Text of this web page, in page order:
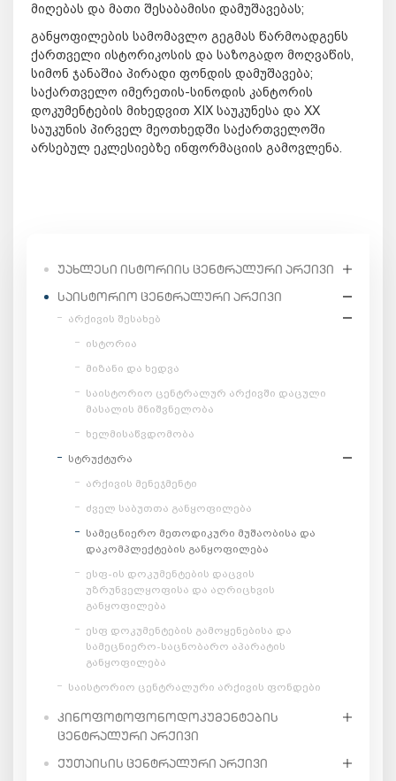
მიღებას და მათი შესაბამისი დამუშავებას;
განყოფილების სამომავლო გეგმას წარმოადგენს
ქართველი ისტორიკოსის და საზოგადო მოღვაწის,
სიმონ ჯანაშია პირადი ფონდის დამუშავება;
საქართველო იმერეთის-სინოდის კანტორის
დოკუმენტების მიხედვით XIX საუკუნესა და XX
საუკუნის პირველ მეოთხედში საქართველოში
არსებულ ეკლესიებზე ინფორმაციის გამოვლენა.
ᲣᲐᲮᲚᲔᲡᲘ ᲘᲡᲢᲝᲠᲘᲘᲡ ᲪᲔᲜᲢᲠᲐᲚᲣᲠᲘ ᲐᲠᲥᲘᲕᲘ
ᲡᲐᲘᲡᲢᲝᲠᲘᲝ ᲪᲔᲜᲢᲠᲐᲚᲣᲠᲘ ᲐᲠᲥᲘᲕᲘ
არქივის შესახებ
ისტორია
მიზანი და ხედვა
საისტორიო ცენტრალურ არქივში დაცული
მასალის მნიშვნელობა
ხელმისაწვდომობა
სტრუქტურა
არქივის მენეჯმენტი
ძველ საბუთთა განყოფილება
სამეცნიერო მეთოდიკური მუშაობისა და
დაკომპლექტების განყოფილება
ესფ-ის დოკუმენტების დაცვის
უზრუნველყოფისა და აღრიცხვის
განყოფილება
ესფ დოკუმენტების გამოყენებისა და
სამეცნიერო-საცნობარო აპარატის
განყოფილება
საისტორიო ცენტრალური არქივის ფონდები
ᲙᲘᲜᲝᲤᲝᲢᲝᲤᲝᲜᲝᲓᲝᲙᲣᲛᲔᲜᲢᲔᲑᲘᲡ
ᲪᲔᲜᲢᲠᲐᲚᲣᲠᲘ ᲐᲠᲥᲘᲕᲘ
ᲥᲣᲗᲐᲘᲡᲘᲡ ᲪᲔᲜᲢᲠᲐᲚᲣᲠᲘ ᲐᲠᲥᲘᲕᲘ